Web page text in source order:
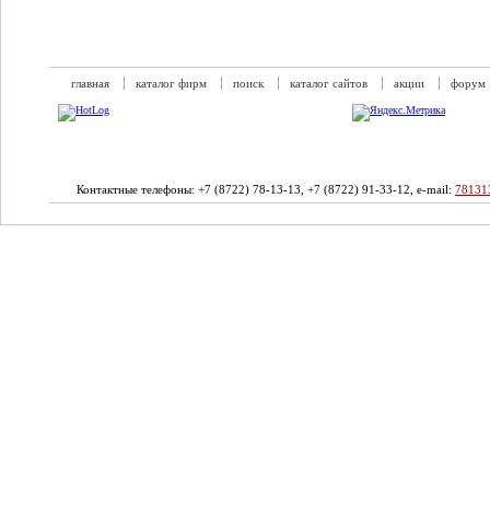
главная каталог фирм поиск каталог сайтов акции форум
Контактные телефоны: +7 (8722) 78-13-13, +7 (8722) 91-33-12, e-mail: